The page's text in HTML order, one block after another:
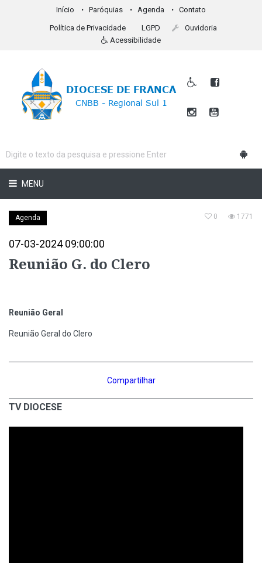
Início Paróquias Agenda Contato
Política de Privacidade LGPD
Ouvidoria
Acessibilidade
MENU
Agenda
07-03-2024 09:00:00
0 1771
Reunião G. do Clero
Reunião Geral
Reunião Geral do Clero
Compartilhar
TV DIOCESE